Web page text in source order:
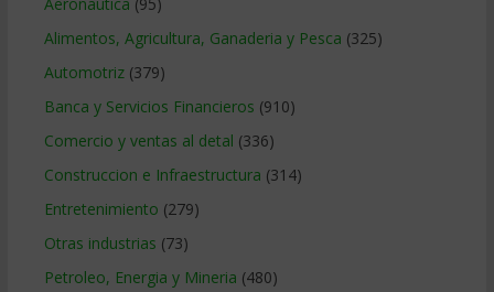
Alimentos, Agricultura, Ganaderia y Pesca (325)
Automotriz(379)
Banca y Servicios Financieros (910)
Comercio y ventas al detal (336)
Construccion e Infraestructura (314)
Entretenimiento (279)
Otras industrias (73)
Petroleo, Energia y Mineria (480)